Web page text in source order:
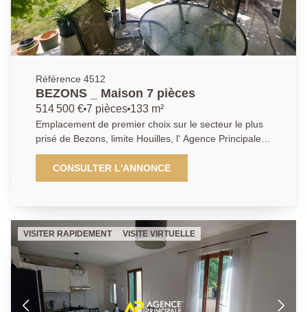
Référence 4512
BEZONS _ Maison 7 pièces
514 500 € 7 pièces 133 m²
Emplacement de premier choix sur le secteur le plus
prisé de Bezons, limite Houilles, l' Agence Principale
de Bezons vous ouvre les portes de cette magnifique
maison 7 pièces 4 chambres de plus de 130m2
édifiée sur sa belle parcelle arborée de 300m2. La
privilégiés en famille ou entre amis. Espace convivial
doté d'une cuisine ouverte entièrement aménagée et
équipée ainsi qu'un séjour / salle à manger avec
accès direct sur les extérieurs et un bel espace salon.
Vous découvrirez ensuite au rez-de-chaussée une
très agréable suite parentale de plus de 20m2 avec
CONSULTER L'ANNONCE
VISITER RAPIDEMENT VISITE VIRTUELLE